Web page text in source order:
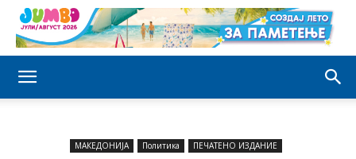
МАКЕДОНИЈА Политика ПЕЧАТЕНО ИЗДАНИЕ